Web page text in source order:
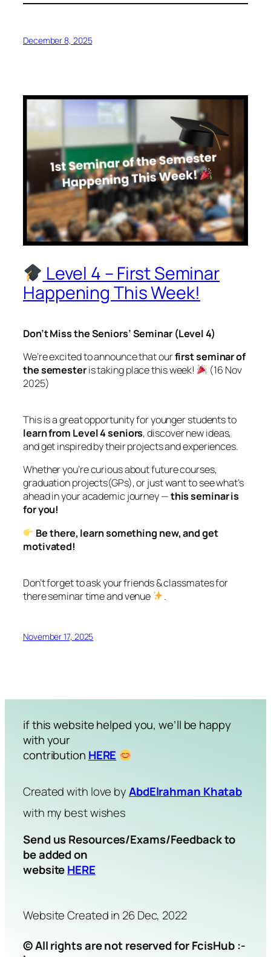
December 8, 2025
Level 4 – First Seminar
Happening This Week!
Don’t Miss the Seniors’ Seminar (Level 4)
We’re excited to announce that ourfirst seminar of
the semesteris taking place this week!
(16 Nov
2025)
This is a great opportunity for younger students to
learn from Level 4 seniors, discover new ideas,
and get inspired by their projects and experiences.
Whether you’re curious about future courses,
graduation projects(GPs), or just want to see what’s
ahead in your academic journey —this seminar is
for you!
Be there, learn something new, and get
motivated!
Don’t forget to ask your friends & classmates for
there seminar time and venue
.
November 17, 2025
if this website helped you, we’ll be happy
with your
contribution HERE
Created with love byAbdElrahman Khatab
with my best wishes
Send us Resources/Exams/Feedback to
be added on
websiteHERE
Website Created in 26 Dec, 2022
© All rights are not reserved for FcisHub :-